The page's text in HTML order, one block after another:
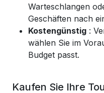
Warteschlangen
Geschäften nach
Kostengünstig :
wählen Sie im
Budget passt.
Kaufen Sie Ihre